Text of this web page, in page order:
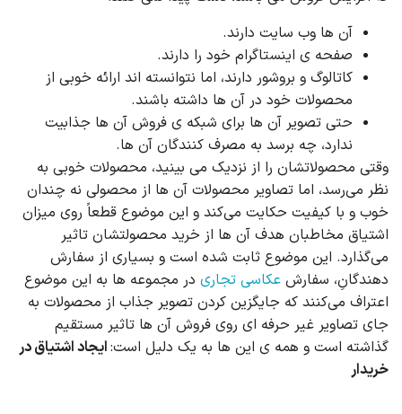
آن ها وب سایت دارند.
صفحه ی اینستاگرام خود را دارند.
کاتالوگ و بروشور دارند، اما نتوانسته اند ارائه خوبی از
محصولات خود در آن ها داشته باشند.
حتی تصویر آن ها برای شبکه ی فروش آن ها جذابیت
ندارد، چه برسد به مصرف کنندگان آن ها.
وقتی محصولاتشان را از نزدیک می بینید، محصولات خوبی به
نظر می‌رسد، اما تصاویر محصولات آن ها از محصولی نه چندان
خوب و با کیفیت حکایت می‌کند و این موضوع قطعاً روی میزان
اشتیاق مخاطبان هدف آن ها از خرید محصولتشان تاثیر
می‌گذارد. این موضوع ثابت شده است و بسیاری از سفارش
دهندگانِ، سفارش عکاسی تجاری در مجموعه ها به این موضوع
اعتراف می‌کنند که جایگزین کردن تصویر جذاب از محصولات به
جای تصاویر غیر حرفه ای روی فروش آن ها تاثیر مستقیم
گذاشته است و همه ی این ها به یک دلیل است:ایجاد اشتیاق در
خریدار